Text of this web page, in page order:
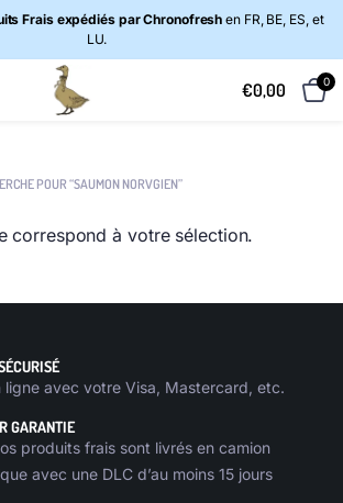
Frais expédiés par Chronofresh en FR, BE, ES, et
LU.
€0,00 0
POUR “SAUMON NORVGIEN”
correspond à votre sélection.
ligne avec votre Visa, Mastercard, etc.
GARANTIE
produits frais sont livrés en camion
avec une DLC d’au moins 15 jours